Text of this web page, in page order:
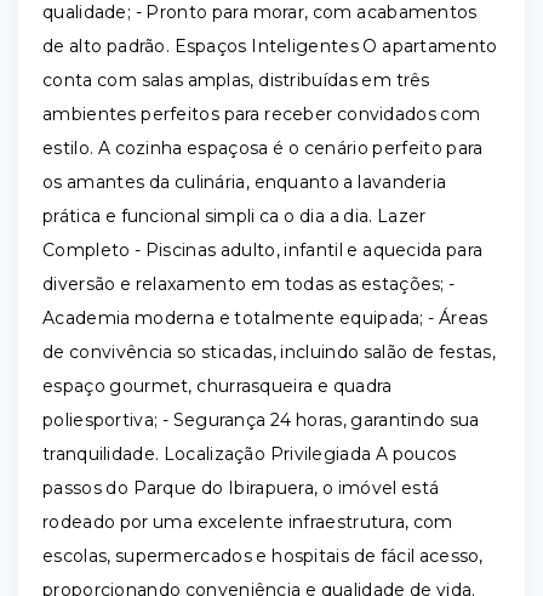
qualidade; - Pronto para morar, com acabamentos
de alto padrão. Espaços Inteligentes O apartamento
conta com salas amplas, distribuídas em três
ambientes perfeitos para receber convidados com
estilo. A cozinha espaçosa é o cenário perfeito para
os amantes da culinária, enquanto a lavanderia
prática e funcional simpli ca o dia a dia. Lazer
Completo - Piscinas adulto, infantil e aquecida para
diversão e relaxamento em todas as estações; -
Academia moderna e totalmente equipada; - Áreas
de convivência so sticadas, incluindo salão de festas,
espaço gourmet, churrasqueira e quadra
poliesportiva; - Segurança 24 horas, garantindo sua
tranquilidade. Localização Privilegiada A poucos
passos do Parque do Ibirapuera, o imóvel está
rodeado por uma excelente infraestrutura, com
escolas, supermercados e hospitais de fácil acesso,
proporcionando conveniência e qualidade de vida.